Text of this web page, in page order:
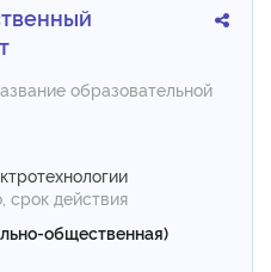
образовательной
срок действия
общественная)